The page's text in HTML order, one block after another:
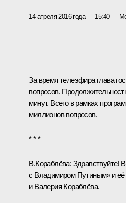
14 апреля 2016 года 15:40
За время телеэфира глава
вопросов.
минут. Всего в рамках
миллионов вопросов.
* * *
В.Кораблёва: Здравствуйте!
с Владимиром Путиным» и её
и Валерия Кораблёва.